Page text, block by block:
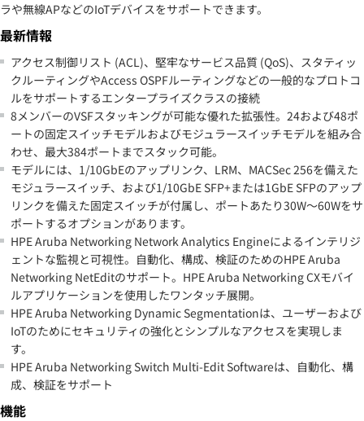
ラや無線APなどのIoTデバイスをサポートできます。
最新情報
アクセス制御リスト (ACL)、堅牢なサービス品質 (QoS)、スタティッ
クルーティングやAccess OSPFルーティングなどの一般的なプロトコ
ルをサポートするエンタープライズクラスの接続
8メンバーのVSFスタッキングが可能な優れた拡張性。24および48ポ
ートの固定スイッチモデルおよびモジュラースイッチモデルを組み合
わせ、最大384ポートまでスタック可能。
モデルには、1/10GbEのアップリンク、LRM、MACSec 256を備えた
モジュラースイッチ、および1/10GbE SFP+または1GbE SFPのアップ
リンクを備えた固定スイッチが付属し、ポートあたり30W～60Wをサ
ポートするオプションがあります。
HPE Aruba Networking Network Analytics Engineによるインテリジ
ェントな監視と可視性。自動化、構成、検証のためのHPE Aruba
Networking NetEditのサポート。HPE Aruba Networking CXモバイ
ルアプリケーションを使用したワンタッチ展開。
HPE Aruba Networking Dynamic Segmentationは、ユーザーおよび
IoTのためにセキュリティの強化とシンプルなアクセスを実現しま
す。
HPE Aruba Networking Switch Multi-Edit Softwareは、自動化、構
成、検証をサポート
機能